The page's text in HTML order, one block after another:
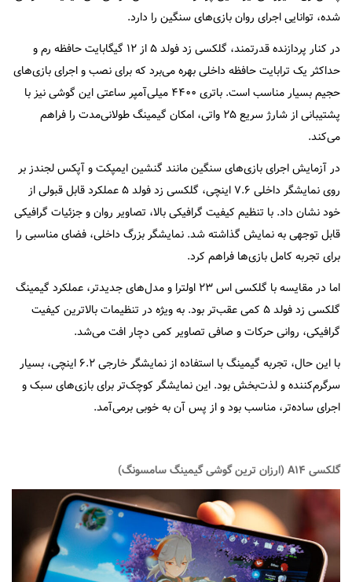
شده، توانایی اجرای روان بازی‌های سنگین را دارد.
در کنار پردازنده قدرتمند، گلکسی زد فولد ۵ از ۱۲ گیگابایت حافظه رم و
حداکثر یک ترابایت حافظه داخلی بهره می‌برد که برای نصب و اجرای بازی‌های
حجیم بسیار مناسب است. باتری ۴۴۰۰ میلی‌آمپر ساعتی این گوشی نیز با
پشتیبانی از شارژ سریع ۲۵ واتی، امکان گیمینگ طولانی‌مدت را فراهم
می‌کند.
در آزمایش اجرای بازی‌های سنگین مانند گنشین ایمپکت و آپکس لجندز بر
روی نمایشگر داخلی ۷.۶ اینچی، گلکسی زد فولد ۵ عملکرد قابل قبولی از
خود نشان داد. با تنظیم کیفیت گرافیکی بالا، تصاویر روان و جزئیات گرافیکی
قابل توجهی به نمایش گذاشته شد. نمایشگر بزرگ داخلی، فضای مناسبی را
برای تجربه کامل بازی‌ها فراهم کرد.
اما در مقایسه با گلکسی اس ۲۳ اولترا و مدل‌های جدیدتر، عملکرد گیمینگ
گلکسی زد فولد ۵ کمی عقب‌تر بود. به ویژه در تنظیمات بالاترین کیفیت
گرافیکی، روانی حرکات و صافی تصاویر کمی دچار افت می‌شد.
با این حال، تجربه گیمینگ با استفاده از نمایشگر خارجی ۶.۲ اینچی، بسیار
سرگرم‌کننده و لذت‌بخش بود. این نمایشگر کوچک‌تر برای بازی‌های سبک و
اجرای ساده‌تر، مناسب بود و از پس آن به خوبی برمی‌آمد.
گلکسی A۱۴ (ارزان ترین گوشی گیمینگ سامسونگ)